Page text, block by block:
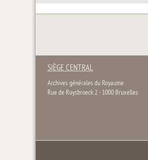
SIÈGE CENTRAL
Archives générales du Royaume
Rue de Ruysbroeck 2 - 1000 Bruxelles